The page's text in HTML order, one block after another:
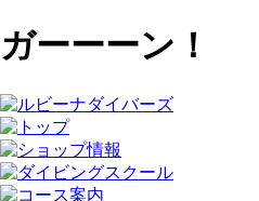
ガーーーン！